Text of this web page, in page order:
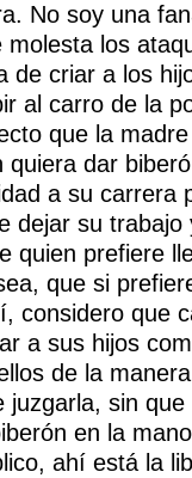
No soy una
molesta los
de criar a los
al carro de la
que la
quiera dar
a su carrera
dejar su
quien prefiere
que si
considero que
a sus hijos
de la
juzgarla, sin
en la
ahí está la